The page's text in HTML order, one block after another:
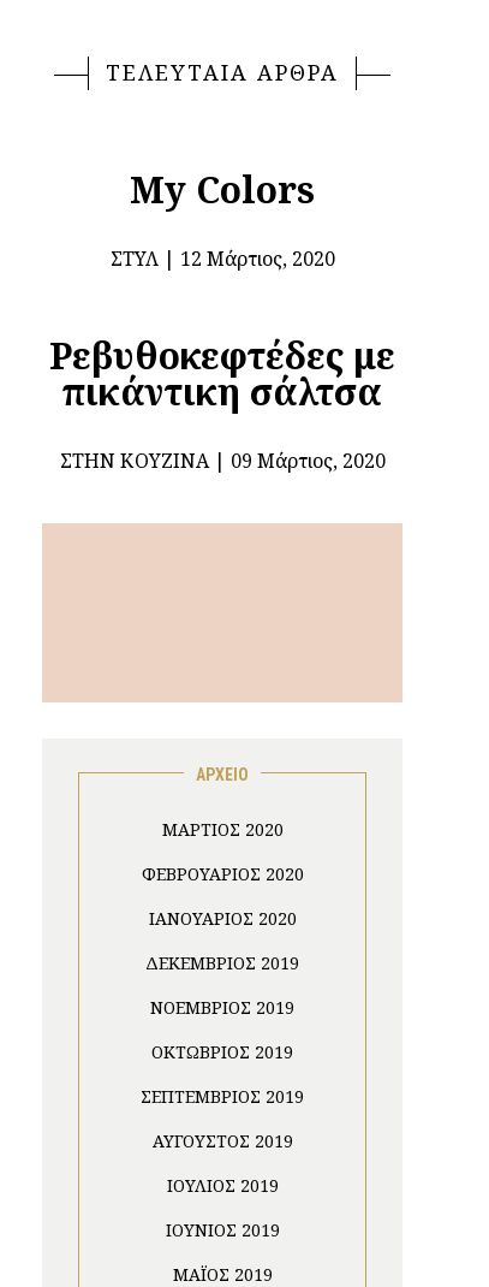
ΤΕΛΕΥΤΑΙΑ ΑΡΘΡΑ
My Colors
ΣΤΥΛ 12 Μάρτιος, 2020
Ρεβυθοκεφτέδες με
πικάντικη σάλτσα
ΣΤΗΝ ΚΟΥΖΊΝΑ 09 Μάρτιος, 2020
ΑΡΧΕΙΟ
ΜΆΡΤΙΟΣ 2020
ΦΕΒΡΟΥΆΡΙΟΣ 2020
ΙΑΝΟΥΆΡΙΟΣ 2020
ΔΕΚΈΜΒΡΙΟΣ 2019
ΝΟΈΜΒΡΙΟΣ 2019
ΟΚΤΏΒΡΙΟΣ 2019
ΣΕΠΤΈΜΒΡΙΟΣ 2019
ΑΎΓΟΥΣΤΟΣ 2019
ΙΟΎΛΙΟΣ 2019
ΙΟΎΝΙΟΣ 2019
ΜΆΙΟΣ 2019